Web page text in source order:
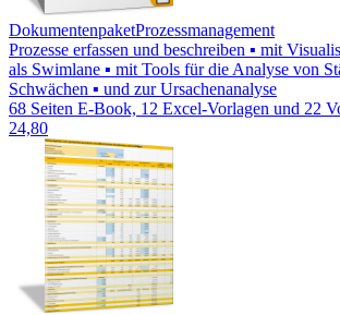
DokumentenpaketProzessmanagement
Prozesse erfassen und beschreiben ▪ mit
als Swimlane ▪ mit Tools für die Analyse von
Schwächen ▪ und zur Ursachenanalyse
68 Seiten E-Book, 12 Excel-Vorlagen und 22
24,80